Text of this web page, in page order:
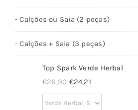
- Calções ou Saia (2 peças)
- Calções + Saia (3 peças)
Top Spark Verde Herbal
€26,90 O
preço
€24,21O
preço